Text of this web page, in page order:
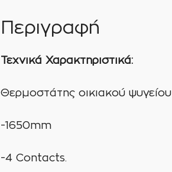
Περιγραφή
Τεχνικά Χαρακτηριστικά:
Θερμοστάτης οικιακού ψυγείου
-1650mm
-4 Contacts.